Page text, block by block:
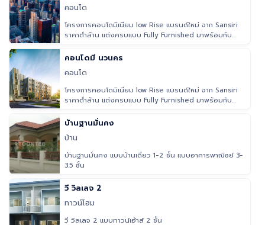
คอนโด
โครงการคอนโดมิเนียม low Rise แบรนด์ใหม่ จาก Sansiri
ราคาต่ำล้าน แต่งครบแบบ Fully Furnished มาพร้อมกับ
คอนโดมี นวนคร
คอนโด
โครงการคอนโดมิเนียม low Rise แบรนด์ใหม่ จาก Sansiri
ราคาต่ำล้าน แต่งครบแบบ Fully Furnished มาพร้อมกับ
บ้านฐานมั่นคง
บ้าน
บ้านฐานมั่นคง แบบบ้านเดี่ยว 1-2 ชั้น แบบอาคารพาณิชย์ 3-
3.5 ชั้น
วี วิลเลจ 2
ทาวน์โฮม
วี วิลเลจ 2 แบบทาวน์เฮ้าส์ 2 ชั้น